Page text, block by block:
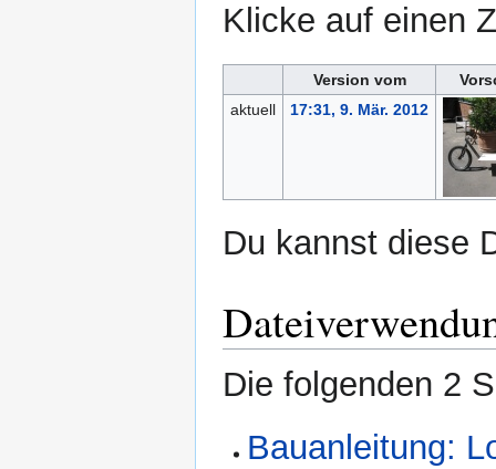
Klicke auf einen
Version vom
aktuell
17:31, 9. Mär. 2012
Du kannst diese
Die folgenden 2
Bauanleitung: